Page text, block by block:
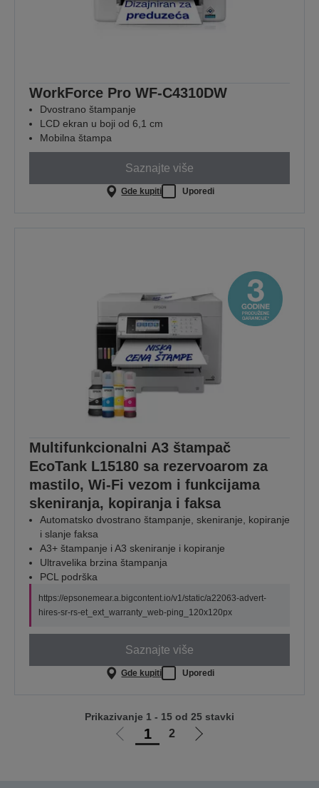
WorkForce Pro WF-C4310DW
Dvostrano štampanje
LCD ekran u boji od 6,1 cm
Mobilna štampa
Saznajte više
Gde kupiti Uporedi
Multifunkcionalni A3 štampač
EcoTank L15180 sa rezervoarom za
mastilo, Wi-Fi vezom i funkcijama
skeniranja, kopiranja i faksa
Automatsko dvostrano štampanje, skeniranje, kopiranje
i slanje faksa
A3+ štampanje i A3 skeniranje i kopiranje
Ultravelika brzina štampanja
PCL podrška
https://epsonemear.a.bigcontent.io/v1/static/a22063-advert-
hires-sr-rs-et_ext_warranty_web-ping_120x120px
Saznajte više
Gde kupiti Uporedi
Idi
1 2
Idi
Prikazivanje 1 - 15 od 25 stavki